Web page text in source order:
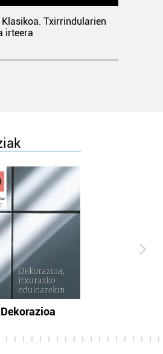
Txirrindularien
irteera
Dekorazioa